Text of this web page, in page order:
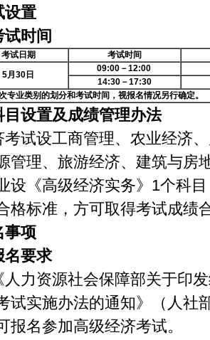
设置
时间
考试日期
考试时间
5月30日
09:00－12:00
14:30 －17:30
业类别的划分和考试时间，视报名情况另行确定。
设置及成绩管理办法
考试设工商管理、农业经济
管理、旅游经济、建筑与房
设《高级经济实务》1个科
格标准，方可取得考试成绩
事项
要求
人力资源社会保障部关于印
试实施办法的通知》（人社
报名参加高级经济考试。